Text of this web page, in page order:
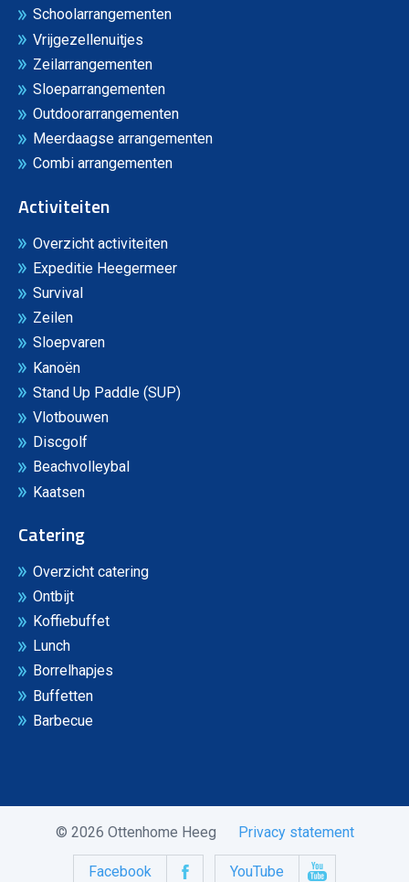
Schoolarrangementen
Vrijgezellenuitjes
Zeilarrangementen
Sloeparrangementen
Outdoorarrangementen
Meerdaagse arrangementen
Combi arrangementen
Activiteiten
Overzicht activiteiten
Expeditie Heegermeer
Survival
Zeilen
Sloepvaren
Kanoën
Stand Up Paddle (SUP)
Vlotbouwen
Discgolf
Beachvolleybal
Kaatsen
Catering
Overzicht catering
Ontbijt
Koffiebuffet
Lunch
Borrelhapjes
Buffetten
Barbecue
© 2026 Ottenhome Heeg Privacy statement
Facebook YouTube